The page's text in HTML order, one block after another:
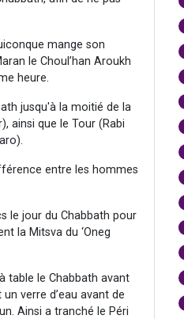
mange son
le Choul’han Aroukh
heure.
jusqu'à la moitié de la
ainsi que le Tour (Rabi
entre les hommes
le jour du Chabbath pour
la Mitsva du ‘Oneg
table le Chabbath avant
verre d’eau avant de
Ainsi a tranché le Péri